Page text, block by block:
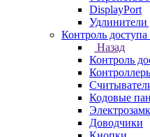
DisplayPort
Удлинители
Контроль доступа
Назад
Контроль
Кодовые
Доводчики